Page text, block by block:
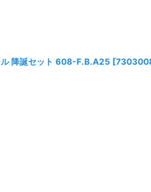
ル 降誕セット 608-F.B.A25 [